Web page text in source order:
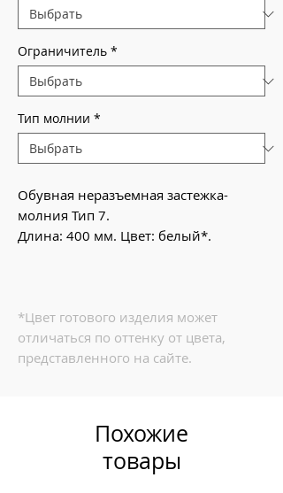
Ограничитель *
Тип молнии *
Обувная неразъемная застежка-
молния Тип 7.
Длина: 400 мм. Цвет: белый*.
*Цвет готового изделия может
отличаться по оттенку от цвета,
представленного на сайте.
Похожие
товары